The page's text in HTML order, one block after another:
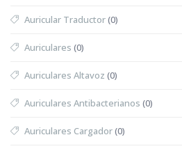
Auricular Traductor(0)
Auriculares (0)
Auriculares Altavoz (0)
Auriculares Antibacterianos (0)
Auriculares Cargador(0)